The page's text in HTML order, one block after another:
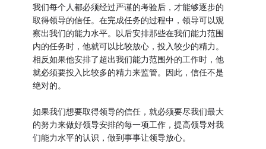
我们每个人都必须经过严谨的考验后，才能够逐步的
取得领导的信任。在完成任务的过程中，领导可以观
察出我们的能力水平。以后安排那些在我们能力范围
内的任务时，他就可以比较放心，投入较少的精力。
相反如果他安排了超出我们能力范围外的工作时，他
就必须要投入比较多的精力来监管。因此，信任不是
绝对的。
如果我们想要取得领导的信任，就必须要尽我们最大
的努力来做好领导安排的每一项工作，提高领导对我
们能力水平的认识，做到事事让领导放心。